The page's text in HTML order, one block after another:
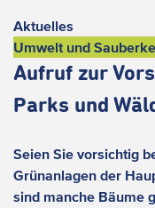
Aktuelles
Umwelt und
Aufruf zur
Parks und
Seien Sie vorsichtig
Grünanlagen der
sind manche Bäume